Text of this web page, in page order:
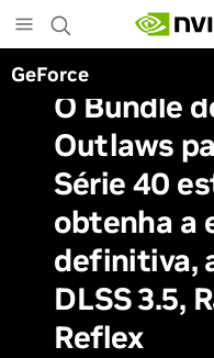
to
main
content
GeForce
O Bundle
Outlaws
Série 40
obtenha a
definitiva,
DLSS 3.5,
Reflex